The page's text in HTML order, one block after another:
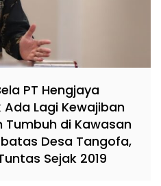
PT Hengjaya
Lagi Kewajiban
Tumbuh di Kawasan
Desa Tangofa,
Sejak 2019